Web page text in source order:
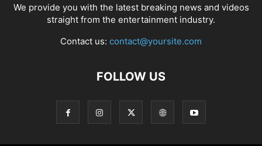
We provide you with the latest breaking news and videos
straight from the entertainment industry.
Contact us: contact@yoursite.com
FOLLOW US